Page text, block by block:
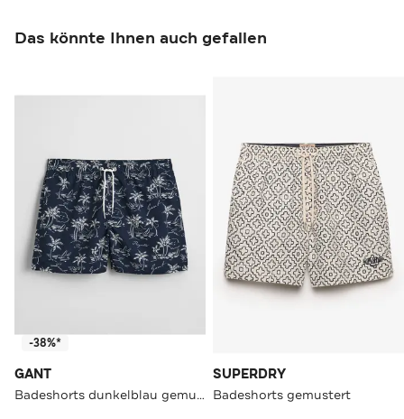
Das könnte Ihnen auch gefallen
-38%*
GANT
Badeshorts dunkelblau gemustert
SUPERDRY
Badeshorts gemustert